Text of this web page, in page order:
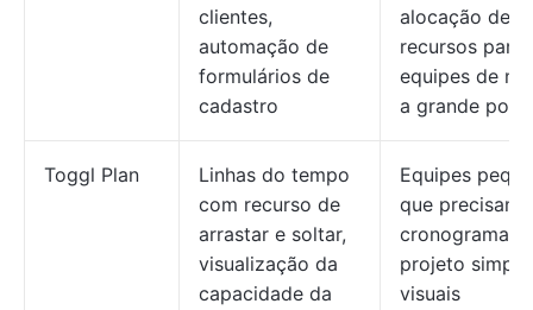
clientes,
automação de
formulários de
cadastro
alocação de
recursos para
equipes de
a grande
Toggl Plan
Linhas do tempo
com recurso de
arrastar e soltar,
visualização da
capacidade da
Equipes
que precisam
cronogramas
projeto
visuais